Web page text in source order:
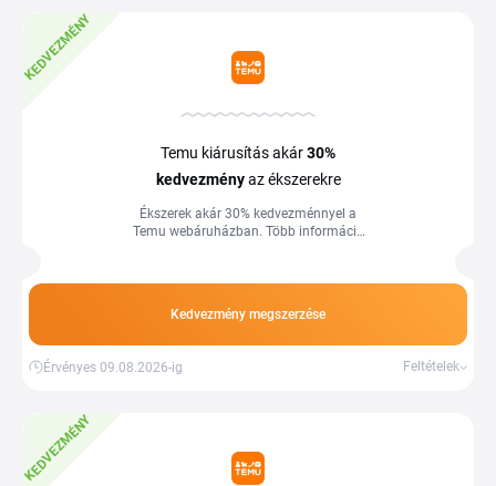
KEDVEZMÉNY
Temu kiárusítás akár30%
kedvezményaz ékszerekre
Ékszerek akár 30% kedvezménnyel a
Temu webáruházban. Több információ
Kedvezmény megszerzése
Érvényes 09.08.2026-ig Feltételek
KEDVEZMÉNY